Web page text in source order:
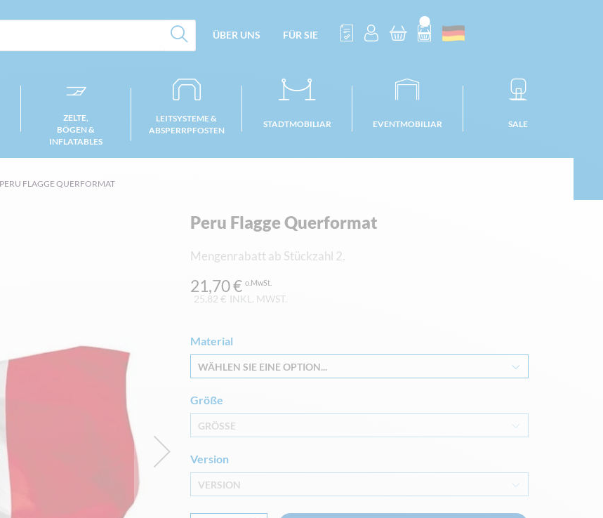
ÜBER UNS FÜR SIE
ZELTE,
BÖGEN &
INFLATABLES
LEITSYSTEME &
ABSPERRPFOSTEN
STADTMOBILIAR EVENTMOBILIAR SALE
PERU FLAGGE QUERFORMAT
Peru Flagge Querformat
Mengenrabatt ab Stückzahl 2.
25,82 € INKL. MWST.
21,70 €
Material
WÄHLEN SIE EINE OPTION...
Größe
GRÖSSE
Version
VERSION